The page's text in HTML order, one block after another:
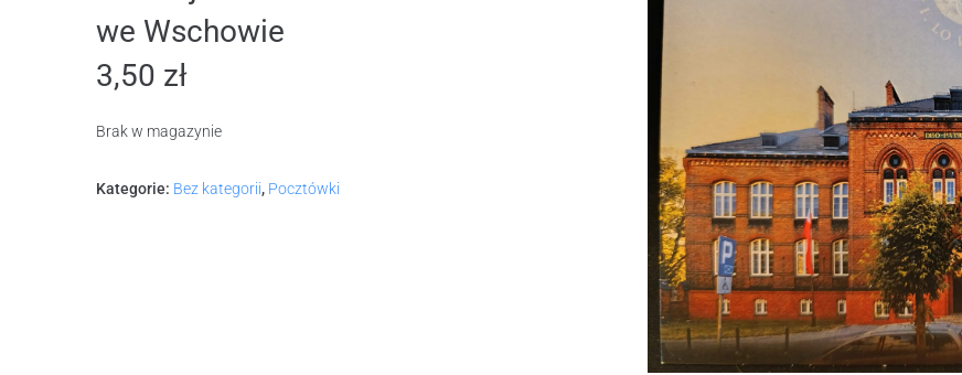
we Wschowie
3,50 zł
Brak w magazynie
Kategorie: Bez kategorii, Pocztówki